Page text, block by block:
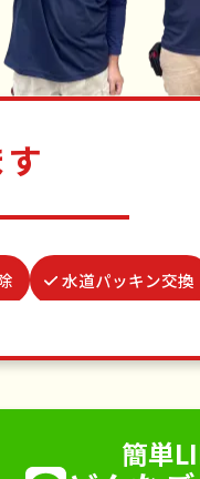
水道パッキン交換
採
簡単